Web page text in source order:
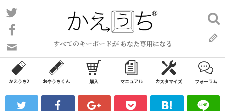
コ
ン
ン
ツ
ス
すべてのキーボードが あなた専用になる
い
合
わ
フ
検
索:
かえうち2 おやうちくん 購入 マニュアル カスタマイズ フォーラム